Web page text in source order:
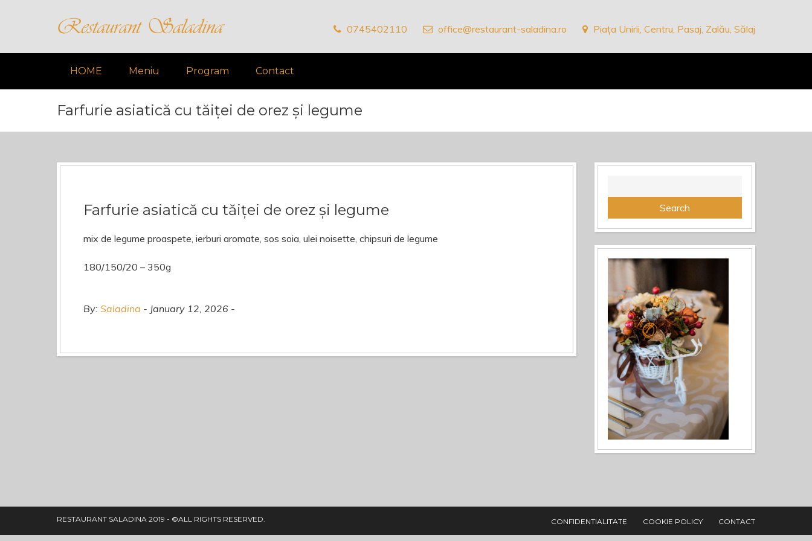
0745402110 office@restaurant-saladina.ro Piața Unirii, Centru, Pasaj, Zalău, Sălaj
HOME Meniu Program Contact
Farfurie asiatică cu tăiței de orez și legume
Farfurie asiatică cu tăiței de orez și legume
mix de legume proaspete, ierburi aromate, sos soia, ulei noisette, chipsuri de legume
180/150/20 – 350g
By: Saladina January 12, 2026
for:
RESTAURANT SALADINA 2019 - ©ALL RIGHTS RESERVED. CONFIDENTIALITATE COOKIE POLICY CONTACT